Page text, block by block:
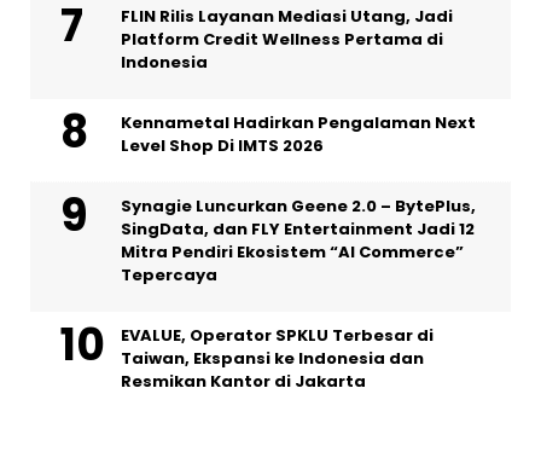
FLIN Rilis Layanan Mediasi Utang, Jadi
Platform Credit Wellness Pertama di
Indonesia
Kennametal Hadirkan Pengalaman Next
Level Shop Di IMTS 2026
Synagie Luncurkan Geene 2.0 – BytePlus,
SingData, dan FLY Entertainment Jadi 12
Mitra Pendiri Ekosistem “AI Commerce”
Tepercaya
EVALUE, Operator SPKLU Terbesar di
Taiwan, Ekspansi ke Indonesia dan
Resmikan Kantor di Jakarta